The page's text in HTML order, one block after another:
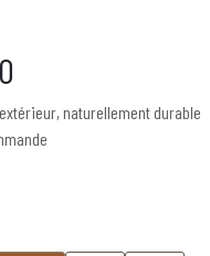
naturellement durable